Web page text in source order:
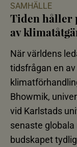
SAMHÄLLE
Tiden håller
av
När världens
tidsfrågan en
Bhowmik,
vid Karlstads
senaste
budskapet